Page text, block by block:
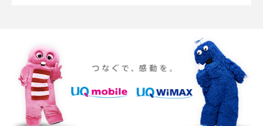
iPhone 16eとiPhone SE（第3世代）の違いは？サイズやスペックを比較して解説
iPhone 16eとiPhone 14を徹底比較！スペック・機能の違いをわかりやすく紹介
iPhone 16シリーズのモデルを比較！価格・サイズ・カメラ性能の違いを徹底解説